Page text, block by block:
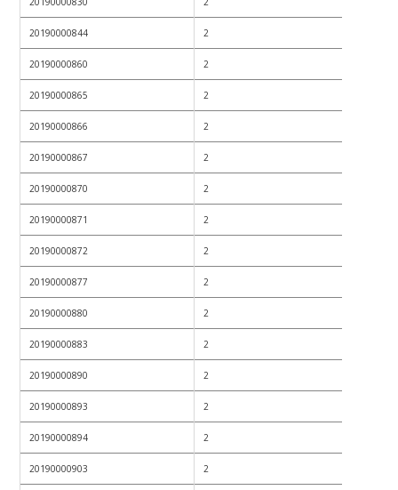
20190000844 2
20190000860 2
20190000865 2
20190000866 2
20190000867 2
20190000870 2
20190000871 2
20190000872 2
20190000877 2
20190000880 2
20190000883 2
20190000890 2
20190000893 2
20190000894 2
20190000903 2